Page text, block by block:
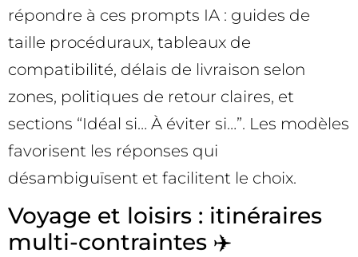
répondre à ces prompts IA : guides de
taille procéduraux, tableaux de
compatibilité, délais de livraison selon
zones, politiques de retour claires, et
sections “Idéal si… À éviter si…”. Les modèles
favorisent les réponses qui
désambiguïsent et facilitent le choix.
Voyage et loisirs : itinéraires
multi-contraintes ✈️